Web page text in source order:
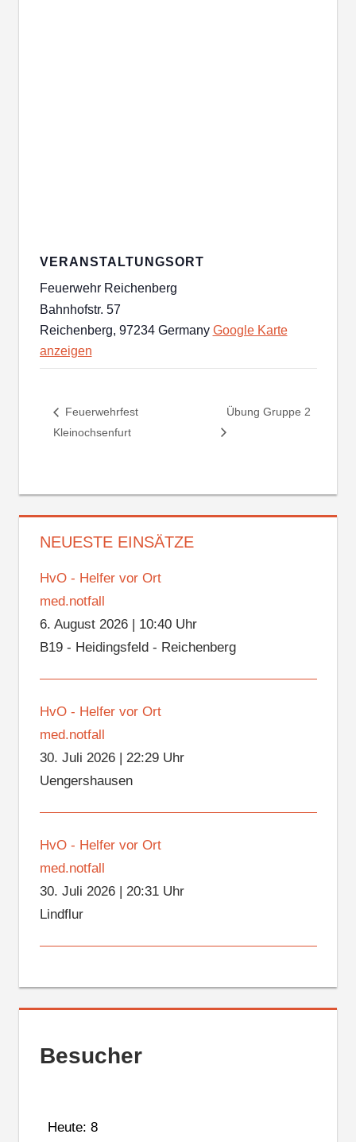
VERANSTALTUNGSORT
Feuerwehr Reichenberg
Bahnhofstr. 57
Reichenberg, 97234 Germany Google Karte
anzeigen
Feuerwehrfest
Kleinochsenfurt
Übung Gruppe 2
NEUESTE EINSÄTZE
HvO - Helfer vor Ort
med.notfall
6. August 2026| 10:40 Uhr
B19 - Heidingsfeld - Reichenberg
HvO - Helfer vor Ort
med.notfall
30. Juli 2026| 22:29 Uhr
Uengershausen
HvO - Helfer vor Ort
med.notfall
30. Juli 2026| 20:31 Uhr
Lindflur
Besucher
Heute: 8